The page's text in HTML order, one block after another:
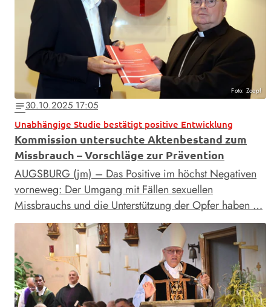
Foto: Zoepf
notes30.10.2025 17:05
Unabhängige Studie bestätigt positive Entwicklung
Kommission untersuchte Aktenbestand zum
Missbrauch – Vorschläge zur Prävention
AUGSBURG (jm) – Das Positive im höchst Negativen
vorneweg: Der Umgang mit Fällen sexuellen
Missbrauchs und die Unterstützung der Opfer haben …